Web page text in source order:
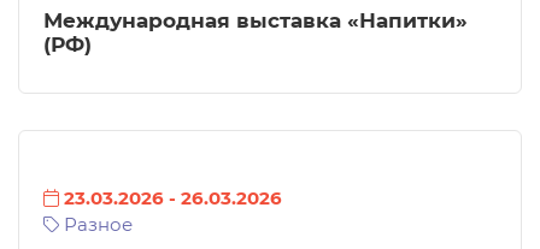
Международная выставка «Напитки»
(РФ)
23.03.2026 - 26.03.2026
Разное